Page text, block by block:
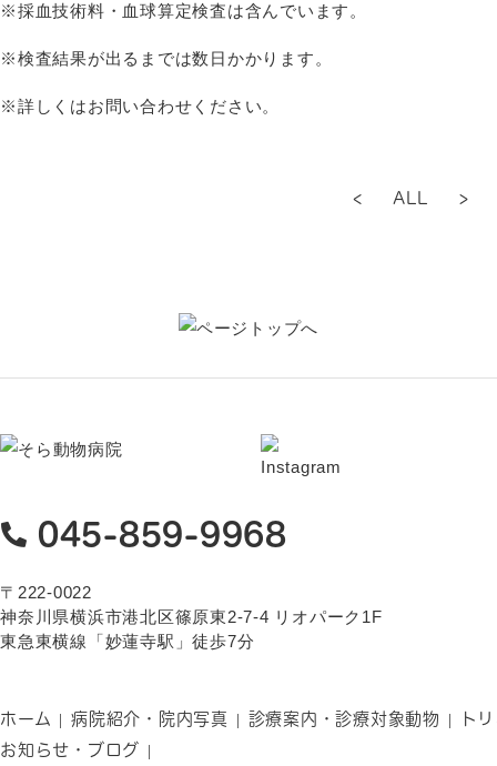
※採血技術料・血球算定検査は含んでいます。
※検査結果が出るまでは数日かかります。
※詳しくはお問い合わせください。
< ALL >
045-859-9968
〒222-0022
神奈川県横浜市港北区篠原東2-7-4 リオパーク1F
東急東横線「妙蓮寺駅」徒歩7分
ホーム 病院紹介・院内写真 診療案内・診療対象動物
ト
お知らせ・ブログ